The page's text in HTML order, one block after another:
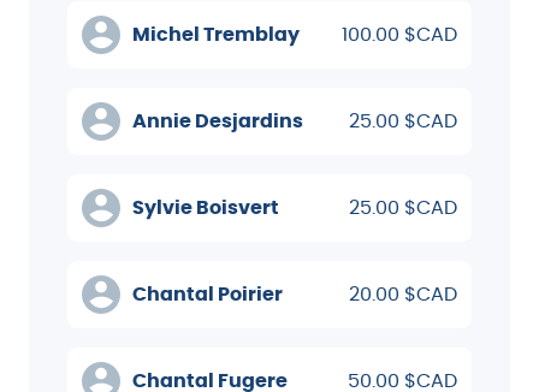
Michel Tremblay 100.00 $CAD
Annie Desjardins 25.00 $CAD
Sylvie Boisvert 25.00 $CAD
Chantal Poirier 20.00 $CAD
Chantal Fugere 50.00 $CAD